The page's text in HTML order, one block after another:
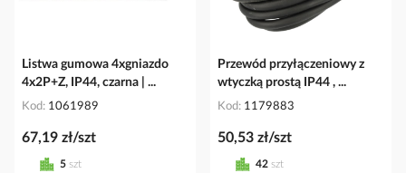
Listwa gumowa 4xgniazdo
4x2P+Z, IP44, czarna | ...
Kod 1061989
67,19 zł/szt
5 szt
Przewód przyłączeniowy z
wtyczką prostą IP44 , ...
Kod 1179883
50,53 zł/szt
42 szt